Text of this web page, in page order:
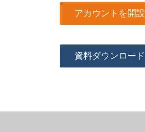
アカウントを開設
資料ダウンロード